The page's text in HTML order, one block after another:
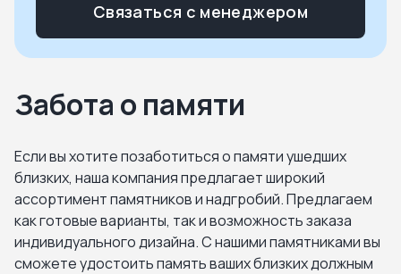
Домодедово. Домодедовское городское
Домодедово. Жеребятьевское кладбище
Домодедово. Заболотьевское кладбище
Домодедово. Заборьевское кладбище
Домодедово. кладбище Куприяниха
Связаться с менеджером
Забота о памяти
Если вы хотите позаботиться о памяти ушедших
близких, наша компания предлагает широкий
ассортимент памятников и надгробий. Предлагаем
как готовые варианты, так и возможность заказа
индивидуального дизайна. С нашими памятниками вы
сможете удостоить память ваших близких должным